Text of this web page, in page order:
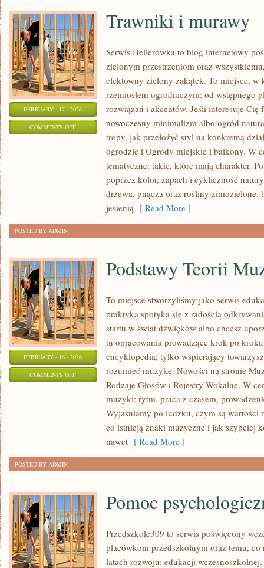
FEBRUARY - 17 - 2026
COMMENTS OFFON
Trawniki i murawy
Serwis Hellerówka to blog internetowy
zielonym przestrzeniom oraz
efektowny zielony zakątek. To miejsce,
rzemiosłem ogrodniczym: od wstępnego
rozwiązań i akcentów. Jeśli interesuje Cię
nowoczesny minimalizm albo ogród
tropy, jak przełożyć styl na konkretną
ogrodzie i Ogrody miejskie i balkony. W
tematyczne: takie, które mają charakter.
poprzez kolor, zapach i cykliczność
drzewa, pnącza oraz rośliny zimozielone,
jesienią [ Read More ]
POSTED BY ADMIN
FEBRUARY - 16 - 2026
COMMENTS OFFON
PODSTAWY
Podstawy Teorii
To miejsce stworzyliśmy jako serwis
praktyka spotyka się z radością
startu w świat dźwięków albo chcesz
tu opracowania prowadzące krok po
encyklopedia, tylko wspierający
rozumieć muzykę. Nowości na stronie
Rodzaje Głosów i Rejestry Wokalne. W
muzyki: rytm, praca z czasem,
Wyjaśniamy po ludzku, czym są wartości
co istnieją znaki muzyczne i jak szybciej
nawet [ Read More ]
POSTED BY ADMIN
Pomoc
Przedszkole309 to serwis poświęcony
placówkom przedszkolnym oraz temu,
latach rozwoju: edukacji